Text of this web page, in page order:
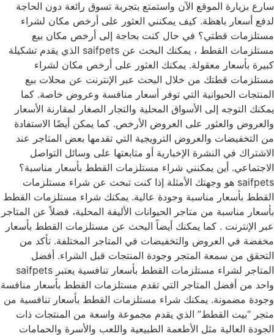
سارع بزيارة الموقع الآن واستمتع بتجربة تسوق رائعة دون الحاجة
لدفع أسعار باهظة. كيف يمكنني العثور على أرخص مكان لشراء
مستلزمات قطتي؟ في حال كنت بحاجة إلى أرخص مكان بيع
مستلزمات القطط ، يمكنك البحث عن saifpets الذي يقدم تشكيلة
كبيرة بأسعار معقولة. يمكنك العثور على أرخص مكان لشراء
مستلزمات قطتك من خلال البحث عبر الإنترنت عن محلات بيع
المنتجات الحيوانية التي توفر أسعار منافسة وعروض خاصة. كما
يمكنك التوجه إلى الأسواق المحلية والتجار الصغار لمقارنة الأسعار
والعروض والعثور على العروض الأرخص. كما يمكن أيضًا الاستفادة
من التخفيضات والعروض الترويجية التي تقدمها بعض المتاجر عند
الاشتراك في النشرة الإخبارية أو متابعتها على وسائل التواصل
الاجتماعي. أين يمكنني شراء مستلزمات القطط بأسعار مناسبة؟
saifpets هو وجهتك الأمثلة إذا كنت تبحث عن شراء مستلزمات
القطط بأسعار مناسبة وجودة عالية. يمكنك شراء مستلزمات القطط
بأسعار مناسبة من متاجر الحيوانات الأليفة المحلية، فضلاً عن المتاجر
عبر الإنترنت . كما يمكنك أيضاً البحث عن مستلزمات القطط بأسعار
مخفضة في العروض والتخفيضات في المتاجر المختلفة. تأكد من
التحقق من سمعة المتجر وجودة المنتجات قبل الشراء. أفضل
المتاجر لشراء مستلزمات القطط بأسعار تنافسية يعتبر saifpets
واحد من أفضل المتاجر التي تقدم مستلزمات القطط بأسعار منافسة
وجودة مضمونة. يمكنك شراء مستلزمات القطط بأسعار تنافسية من
متجر “بيت القطط” الذي يقدم مجموعة واسعة من المنتجات ذات
الجودة العالية مثل الأطعمة الطبيعية واللعب والأسرة والحمامات